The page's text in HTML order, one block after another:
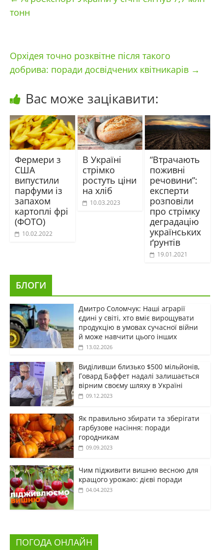
тонн
Орхідея точно розквітне після такого
добрива: поради досвідчених квітникарів →
Вас може зацікавити:
Фермери з
США
випустили
парфуми із
запахом
картоплі фрі
(ФОТО)
10.02.2022
В Україні
стрімко
ростуть ціни
на хліб
10.03.2023
“Втрачають
поживні
речовини”:
експерти
розповіли
про стрімку
деградацію
українських
ґрунтів
19.01.2021
БЛОГИ
Дмитро Соломчук: Наші аграрії
єдині у світі, хто вміє вирощувати
продукцію в умовах сучасної війни
й може навчити цього інших
13.02.2026
Виділивши близько $500 мільйонів,
Говард Баффет надалі залишається
вірним своєму шляху в Україні
09.12.2023
Як правильно збирати та зберігати
гарбузове насіння: поради
городникам
09.09.2023
Чим підживити вишню весною для
кращого урожаю: дієві поради
04.04.2023
ПОГОДА ОНЛАЙН